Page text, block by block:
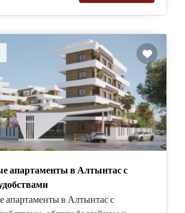
апартаменты в Алтынтас с
апартаменты в Алтынтас с